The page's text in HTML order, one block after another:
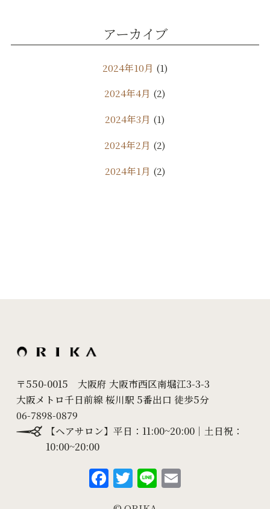
アーカイブ
2024年10月 (1)
2024年4月 (2)
2024年3月 (1)
2024年2月 (2)
2024年1月 (2)
2023年7月(4)
2023年4月(5)
2023年3月(6)
2023年2月(5)
2022年12月(5)
〒550-0015 大阪府 大阪市西区南堀江3-3-3
大阪メトロ千日前線 桜川駅 5番出口 徒歩5分
06-7898-0879
【ヘアサロン】平日：11:00~20:00｜土日祝：
10:00~20:00
F
a
T Li